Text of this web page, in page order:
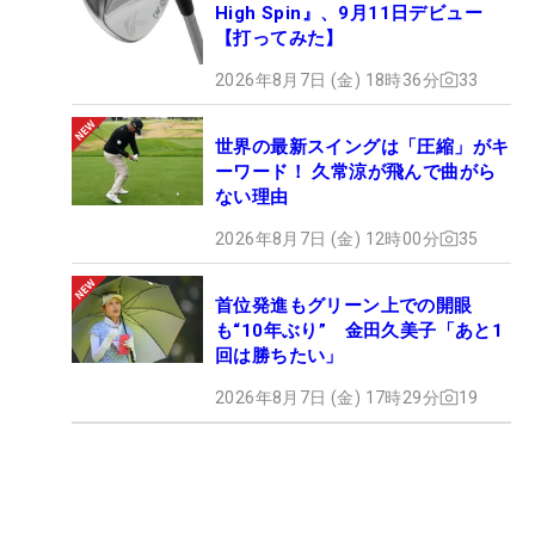
High Spin』、9月11日デビュー
【打ってみた】
2026年8月7日 (金) 18時36分 33
世界の最新スイングは「圧縮」がキ
ーワード！ 久常涼が飛んで曲がら
ない理由
2026年8月7日 (金) 12時00分 35
首位発進もグリーン上での開眼
も“10年ぶり” 金田久美子「あと1
回は勝ちたい」
2026年8月7日 (金) 17時29分 19